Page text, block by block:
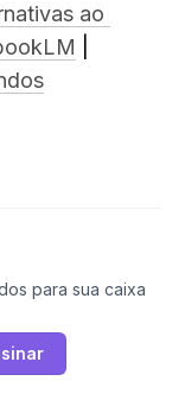
ao
para sua caixa